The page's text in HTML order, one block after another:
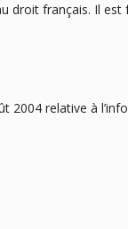
droit français. Il est
relative à